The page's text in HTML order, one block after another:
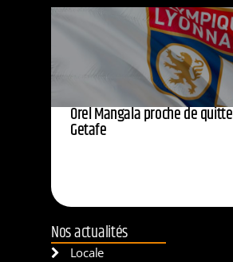
Orel Mangala proche de
Getafe
Nos actualités
Locale